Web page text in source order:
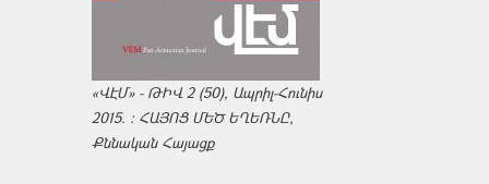
«ՎԷՄ» - ԹԻՎ 2 (50), Ապրիլ-Հունիս
2015. : ՀԱՅՈՑ ՄԵԾ ԵՂԵՌՆԸ,
Քննական Հայացք